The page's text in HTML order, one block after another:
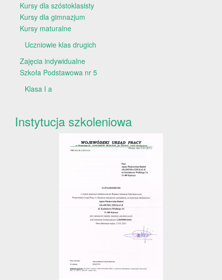
Kursy dla szóstoklasisty
Kursy dla gimnazjum
Kursy maturalne
Uczniowie klas drugich
Zajęcia indywidualne
Szkoła Podstawowa nr 5
Klasa I a
Instytucja szkoleniowa